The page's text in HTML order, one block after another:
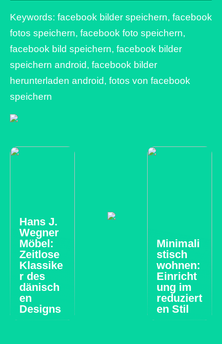
Keywords: facebook bilder speichern, facebook
fotos speichern, facebook foto speichern,
facebook bild speichern, facebook bilder
speichern android, facebook bilder
herunterladen android, fotos von facebook
speichern
Hans J.
Wegner
Möbel:
Zeitlose
Klassike
r des
dänisch
en
Designs
Minimali
stisch
wohnen:
Einricht
ung im
reduziert
en Stil